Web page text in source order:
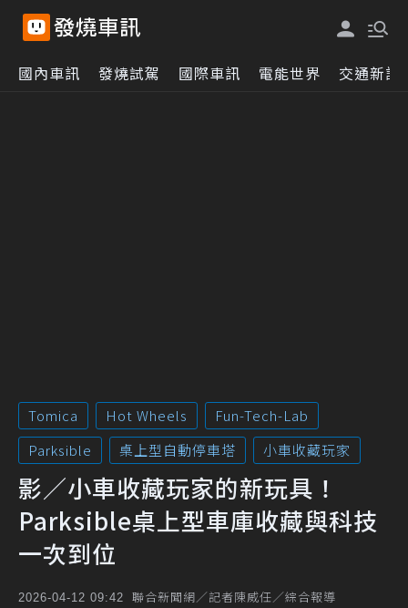
國內車訊 發燒試駕 國際車訊 電能世界 交通新訊
Tomica Hot Wheels
Fun-Tech-Lab
Parksible
桌上型自動停車塔 小車收藏玩家
影／小車收藏玩家的新玩具！
Parksible桌上型車庫收藏與科技
一次到位
2026-04-12 09:42 聯合新聞網／記者陳威任／綜合報導